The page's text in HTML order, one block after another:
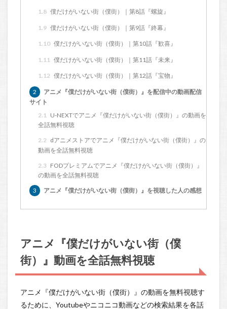
1.8 僕だけがいない街（僕街）｜第8話『螺旋』
1.9 僕だけがいない街（僕街）｜第9話『終幕』
1.10 僕だけがいない街（僕街）｜第10話『歓喜』
1.11 僕だけがいない街（僕街）｜第11話『未来』
1.12 僕だけがいない街（僕街）｜第12話『宝物』
2
アニメ『僕だけがいない街（僕街）』を配信中の動画配信
サイト
2.1
U-NEXTでアニメ『僕だけがいない街（僕街）』の動画を
全話無料視聴
2.2 dアニメストアでアニメ『僕だけがいない街（僕街）』の
動画を全話無料視聴
2.3 FODプレミアムでアニメ『僕だけがいない街（僕街）』
の動画を全話無料視聴
3
アニメ『僕だけがいない街（僕街）』を視聴した人の感想
アニメ『僕だけがいない街（僕
街）』動画を全話無料視聴
アニメ『僕だけがいない街（僕街）』の動画を無料視聴す
るために、Youtubeやニコニコ動画などの検索結果を各話